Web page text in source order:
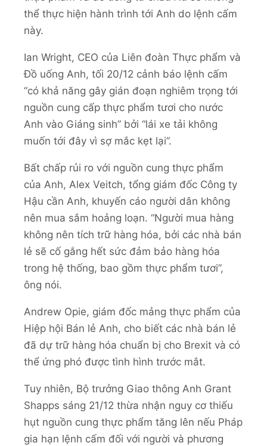
thể thực hiện hành trình tới Anh do lệnh cấm
này.
Ian Wright, CEO của Liên đoàn Thực phẩm và
Đồ uống Anh, tối 20/12 cảnh báo lệnh cấm
“có khả năng gây gián đoạn nghiêm trọng tới
nguồn cung cấp thực phẩm tươi cho nước
Anh vào Giáng sinh” bởi “lái xe tải không
muốn tới đây vì sợ mắc kẹt lại”.
Bất chấp rủi ro với nguồn cung thực phẩm
của Anh, Alex Veitch, tổng giám đốc Công ty
Hậu cần Anh, khuyến cáo người dân không
nên mua sắm hoảng loạn. “Người mua hàng
không nên tích trữ hàng hóa, bởi các nhà bán
lẻ sẽ cố gắng hết sức đảm bảo hàng hóa
trong hệ thống, bao gồm thực phẩm tươi”,
ông nói.
Andrew Opie, giám đốc mảng thực phẩm của
Hiệp hội Bán lẻ Anh, cho biết các nhà bán lẻ
đã dự trữ hàng hóa chuẩn bị cho Brexit và có
thể ứng phó được tình hình trước mắt.
Tuy nhiên, Bộ trưởng Giao thông Anh Grant
Shapps sáng 21/12 thừa nhận nguy cơ thiếu
hụt nguồn cung thực phẩm tăng lên nếu Pháp
gia hạn lệnh cấm đối với người và phương